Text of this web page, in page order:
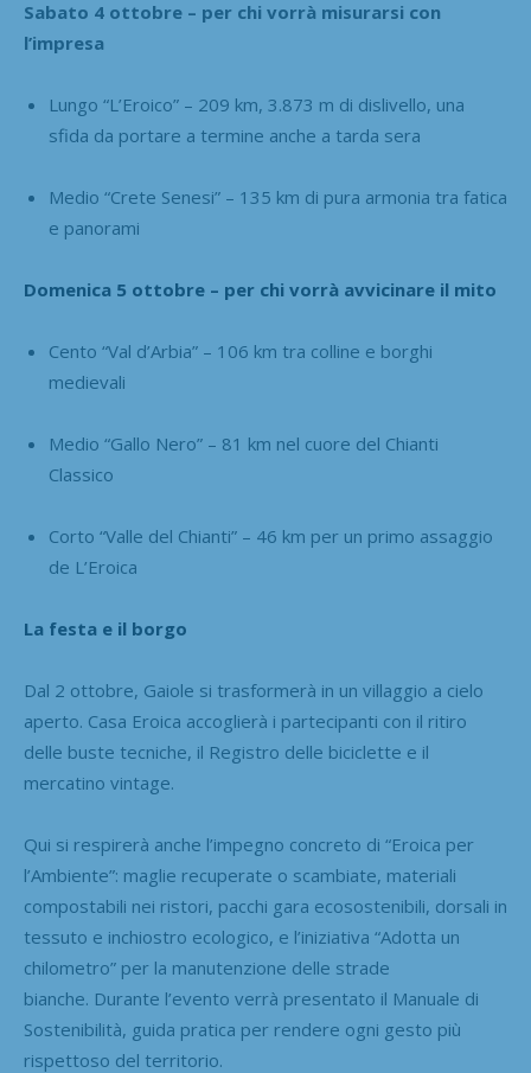
Sabato 4 ottobre – per chi vorrà misurarsi con
l’impresa
Lungo “L’Eroico” – 209 km, 3.873 m di dislivello, una
sfida da portare a termine anche a tarda sera
Medio “Crete Senesi” – 135 km di pura armonia tra fatica
e panorami
Domenica 5 ottobre – per chi vorrà avvicinare il mito
Cento “Val d’Arbia” – 106 km tra colline e borghi
medievali
Medio “Gallo Nero” – 81 km nel cuore del Chianti
Classico
Corto “Valle del Chianti” – 46 km per un primo assaggio
de L’Eroica
La festa e il borgo
Dal 2 ottobre, Gaiole si trasformerà in un villaggio a cielo
aperto. Casa Eroica accoglierà i partecipanti con il ritiro
delle buste tecniche, il Registro delle biciclette e il
mercatino vintage.
Qui si respirerà anche l’impegno concreto di “Eroica per
l’Ambiente”: maglie recuperate o scambiate, materiali
compostabili nei ristori, pacchi gara ecosostenibili, dorsali in
tessuto e inchiostro ecologico, e l’iniziativa “Adotta un
chilometro” per la manutenzione delle strade
bianche. Durante l’evento verrà presentato il Manuale di
Sostenibilità, guida pratica per rendere ogni gesto più
rispettoso del territorio.